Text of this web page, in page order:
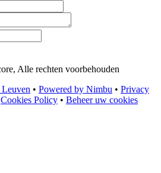
Alle rechten voorbehouden
• Powered by Nimbu • Privacy
Cookies Policy • Beheer uw cookies